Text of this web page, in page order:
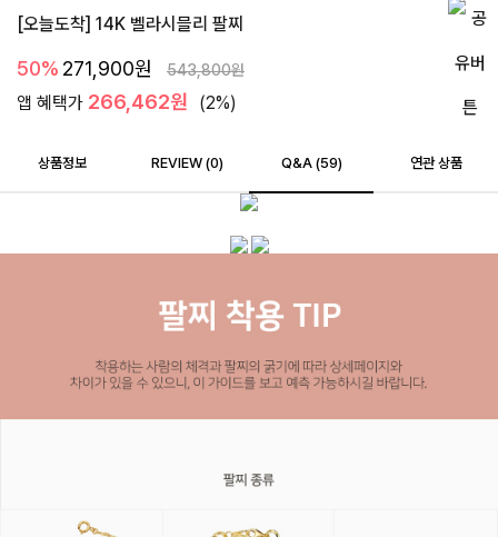
[오늘도착] 14K 벨라시믈리 팔찌
50% 271,900원 543,800원
앱 혜택가 266,462원 (2%)
상품정보 REVIEW (0) Q&A (59) 연관 상품